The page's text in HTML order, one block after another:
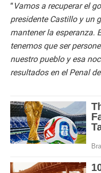
“Vamos a recuperar el
presidente Castillo y un
mantener la esperanza.
tenemos que ser
nuestro pueblo y esa
resultados en el Penal